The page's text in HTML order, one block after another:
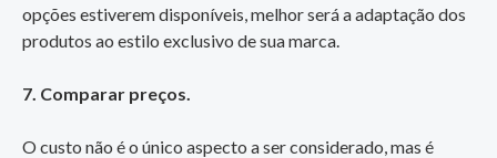
opções estiverem disponíveis, melhor será a adaptação dos
produtos ao estilo exclusivo de sua marca.
7. Comparar preços.
O custo não é o único aspecto a ser considerado, mas é